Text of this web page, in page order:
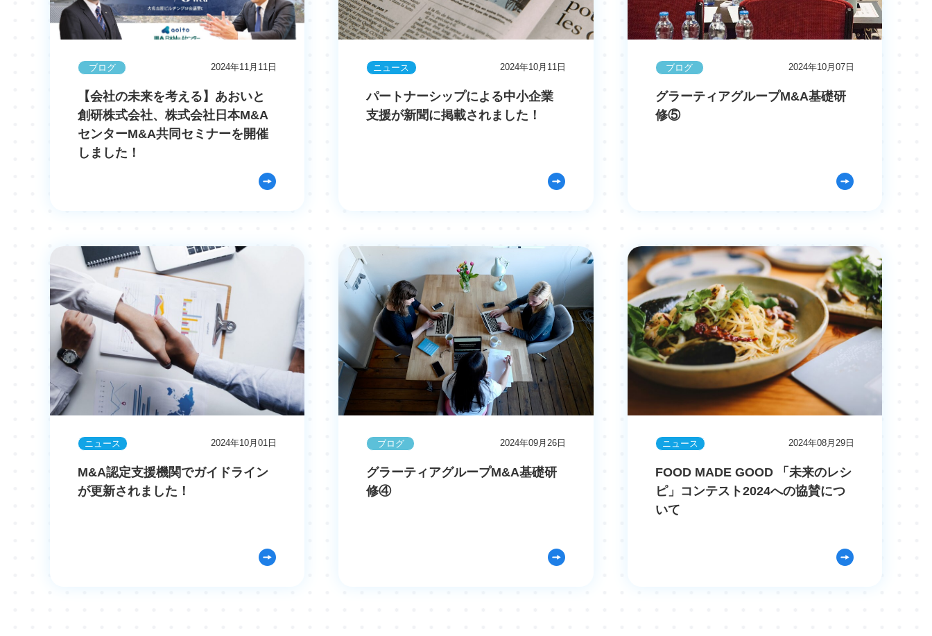
ブログ 2024年11月11日
【会社の未来を考える】あおいと
創研株式会社、株式会社日本M&A
センターM&A共同セミナーを開催
しました！
ニュース 2024年10月11日
パートナーシップによる中小企業
支援が新聞に掲載されました！
ブログ 2024年10月07日
グラーティアグループM&A基礎研
修⑤
ニュース 2024年10月01日
M&A認定支援機関でガイドライン
が更新されました！
ブログ 2024年09月26日
グラーティアグループM&A基礎研
修④
ニュース 2024年08月29日
FOOD MADE GOOD 「未来のレシ
ピ」コンテスト2024への協賛につ
いて